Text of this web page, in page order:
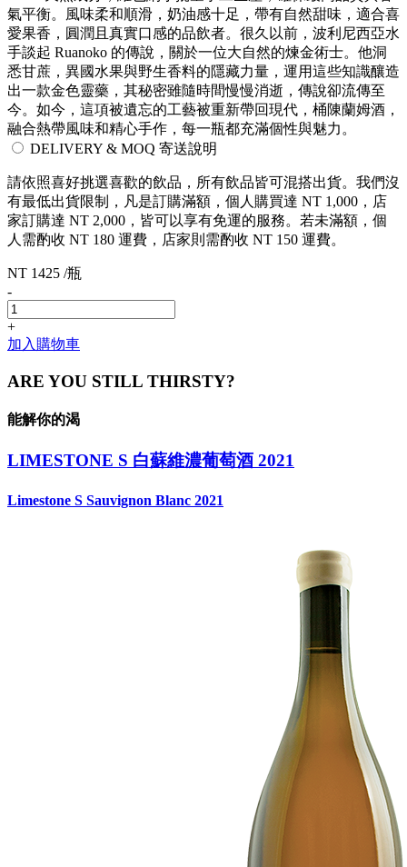
氣平衡。風味柔和順滑，奶油感十足，帶有自然甜味，適合喜
愛果香，圓潤且真實口感的品飲者。很久以前，波利尼西亞水
手談起 Ruanoko 的傳說，關於一位大自然的煉金術士。他洞
悉甘蔗，異國水果與野生香料的隱藏力量，運用這些知識釀造
出一款金色靈藥，其秘密雖隨時間慢慢消逝，傳說卻流傳至
今。如今，這項被遺忘的工藝被重新帶回現代，桶陳蘭姆酒，
融合熱帶風味和精心手作，每一瓶都充滿個性與魅力。
DELIVERY & MOQ 寄送說明
請依照喜好挑選喜歡的飲品，所有飲品皆可混搭出貨。我們沒
有最低出貨限制，凡是訂購滿額，個人購買達 NT 1,000，店
家訂購達 NT 2,000，皆可以享有免運的服務。若未滿額，個
人需酌收 NT 180 運費，店家則需酌收 NT 150 運費。
NT 1425 /瓶
-
+
加入購物車
ARE YOU STILL THIRSTY?
能解你的渴
LIMESTONE S 白蘇維濃葡萄酒 2021
Limestone S Sauvignon Blanc 2021